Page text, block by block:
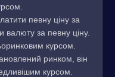
певну ціну за
валюту за певну ціну.
курсом.
ринком, він
курсом.